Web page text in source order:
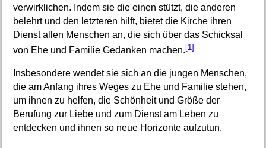
verwirklichen. Indem sie die einen stützt, die anderen
belehrt und den letzteren hilft, bietet die Kirche ihren
Dienst allen Menschen an, die sich über das Schicksal
von Ehe und Familie Gedanken machen. [1]
Insbesondere wendet sie sich an die jungen Menschen,
die am Anfang ihres Weges zu Ehe und Familie stehen,
um ihnen zu helfen, die Schönheit und Größe der
Berufung zur Liebe und zum Dienst am Leben zu
entdecken und ihnen so neue Horizonte aufzutun.